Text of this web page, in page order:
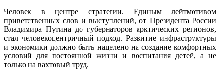
Человек в центре стратегии. Единым лейтмотивом
приветственных слов и выступлений, от Президента России
Владимира Путина до губернаторов арктических регионов,
стал человекоцентричный подход. Развитие инфраструктуры
и экономики должно быть нацелено на создание комфортных
условий для постоянной жизни и воспитания детей, а не
только на вахтовый труд.